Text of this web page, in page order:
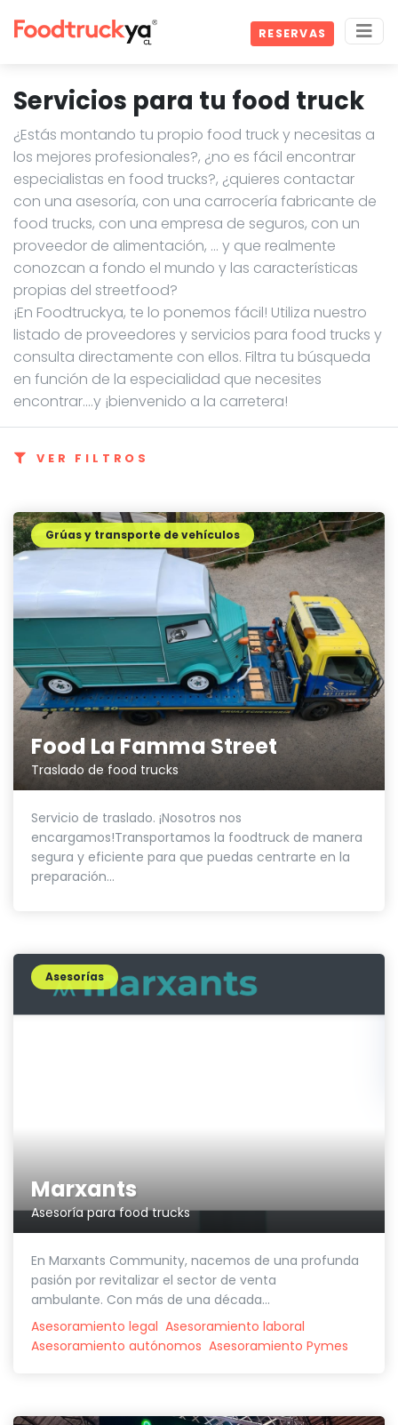
RESERVAS
Servicios para tu food truck
¿Estás montando tu propio food truck y necesitas a
los mejores profesionales?, ¿no es fácil encontrar
especialistas en food trucks?, ¿quieres contactar
con una asesoría, con una carrocería fabricante de
food trucks, con una empresa de seguros, con un
proveedor de alimentación, … y que realmente
conozcan a fondo el mundo y las características
propias del streetfood?
¡En Foodtruckya, te lo ponemos fácil! Utiliza nuestro
listado de proveedores y servicios para food trucks y
consulta directamente con ellos. Filtra tu búsqueda
en función de la especialidad que necesites
encontrar....y ¡bienvenido a la carretera!
VER FILTROS
Food La Famma Street
Traslado de food trucks
Grúas y transporte de vehículos
Servicio de traslado. ¡Nosotros nos
encargamos!Transportamos la foodtruck de manera
segura y eficiente para que puedas centrarte en la
preparación...
Marxants
Asesoría para food trucks
Asesorías
En Marxants Community, nacemos de una profunda
pasión por revitalizar el sector de venta
ambulante. Con más de una década...
Asesoramiento legal Asesoramiento laboral
Asesoramiento autónomos Asesoramiento Pymes